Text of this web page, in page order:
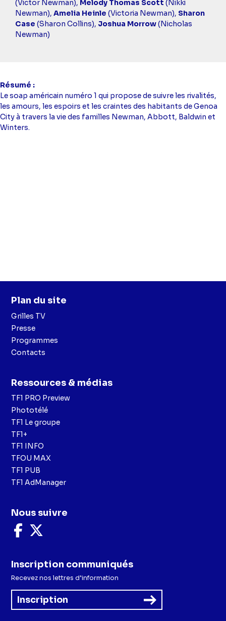
simba
(Victor Newman), Melody Thomas Scott (Nikki
Newman), Amelia Heinle (Victoria Newman), Sharon
Case (Sharon Collins), Joshua Morrow(Nicholas
Newman)
Résumé
Le soap américain numéro 1 qui propose de suivre les rivalités,
les amours, les espoirs et les craintes des habitants de Genoa
City à travers la vie des familles Newman, Abbott, Baldwin et
Winters.
Plan du site
Grilles TV
Presse
Programmes
Contacts
Ressources & médias
TF1 PRO Preview
Phototélé
TF1 Le groupe
TF1+
TF1 INFO
TFOU MAX
TF1 PUB
TF1 AdManager
Nous suivre
Nous
suivre
Facebook
X
Inscription communiqués
Recevez nos lettres d’information
Inscription